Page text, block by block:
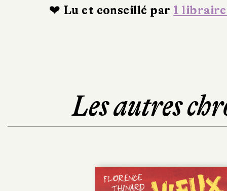
❤ Lu et conseillé par 1
Les autres